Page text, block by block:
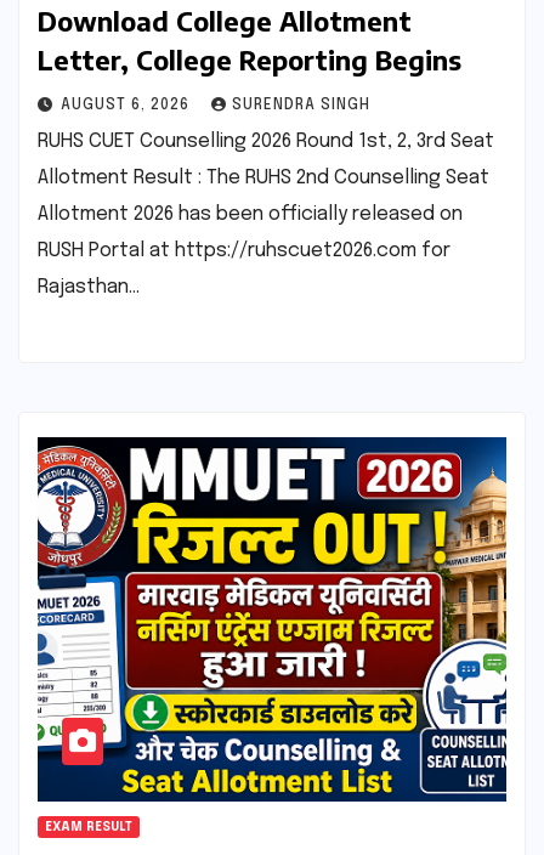
Download College Allotment
Letter, College Reporting Begins
AUGUST 6, 2026 SURENDRA SINGH
RUHS CUET Counselling 2026 Round 1st, 2, 3rd Seat
Allotment Result : The RUHS 2nd Counselling Seat
Allotment 2026 has been officially released on
RUSH Portal at https://ruhscuet2026.com for
Rajasthan…
EXAM RESULT